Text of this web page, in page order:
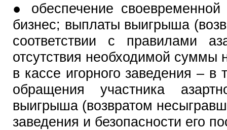
● обеспечение
бизнес; выплаты выигрыша
соответствии с правилами
отсутствия необходимой суммы
в кассе игорного заведения –
обращения участника
выигрыша (возвратом
заведения и безопасности его